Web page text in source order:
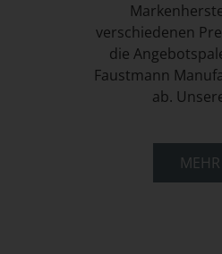
verschiedenen
die
Faustmann
ab.
MEHR